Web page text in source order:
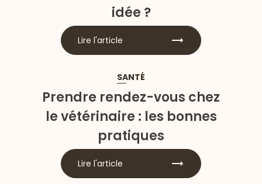
idée ?
Lire l'article
SANTÉ
Prendre rendez-vous chez
le vétérinaire : les bonnes
pratiques
Lire l'article